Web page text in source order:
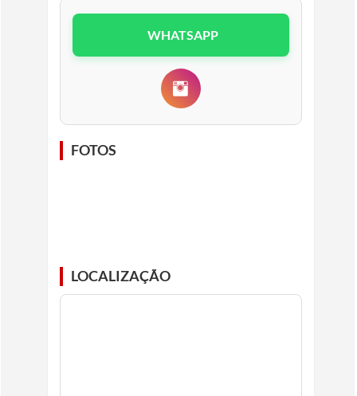
WHATSAPP
FOTOS
LOCALIZAÇÃO